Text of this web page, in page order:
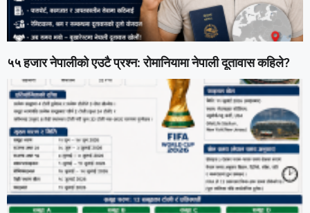
५५ हजार नेपालीको एउटै प्रश्न: रोमानियामा नेपाली दूतावास कहिले?